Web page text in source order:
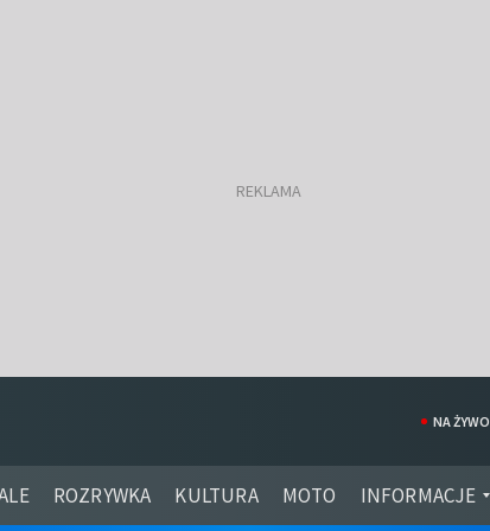
ROZRYWKA KULTURA MOTO INFORMACJE
NA ŻYWO